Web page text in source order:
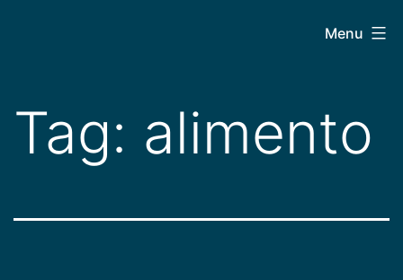
conteúdo
Menu
Tag: alimento